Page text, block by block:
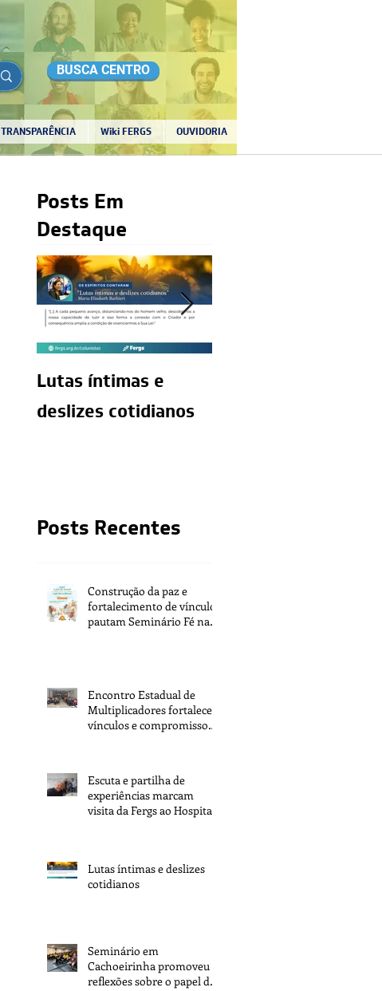
TRANSPARÊNCIA Wiki FERGS OUVIDORIA
BUSCA CENTRO
Posts Em
Destaque
Lutas íntimas e
deslizes cotidianos
Posts Recentes
Construção da paz e
fortalecimento de vínculos
pautam Seminário Fé na
Encontro Estadual de
Multiplicadores fortalece
vínculos e compromisso
Escuta e partilha de
experiências marcam
visita da Fergs ao Hospital
Lutas íntimas e deslizes
cotidianos
Seminário em
Cachoeirinha promoveu
reflexões sobre o papel dos